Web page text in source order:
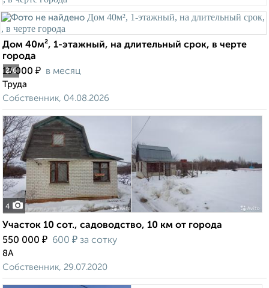
2/6
Дом 40м², 1-этажный, на длительный срок, в черте
города
13 000 ₽ в месяц
Труда
Собственник, 04.08.2026
4
Участок 10 сот., садоводство, 10 км от города
550 000 ₽ 600 ₽ за сотку
8А
Собственник, 29.07.2020